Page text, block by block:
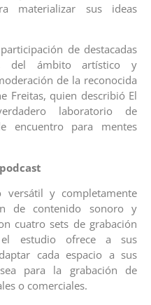
materializar sus ideas
de destacadas
del ámbito artístico y
de la reconocida
Freitas, quien describió El
laboratorio de
encuentro para mentes
y completamente
de contenido sonoro y
cuatro sets de grabación
el estudio ofrece a sus
cada espacio a sus
para la grabación de
o comerciales.